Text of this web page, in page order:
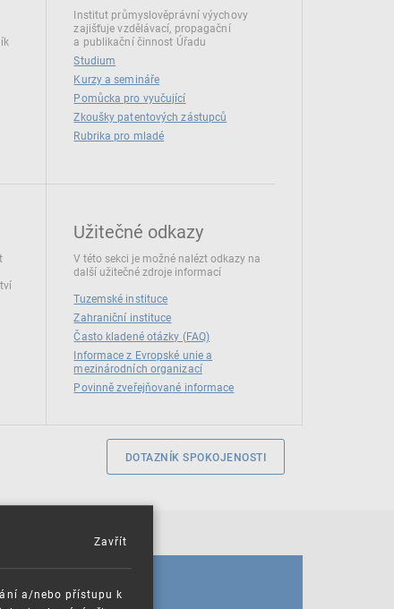
Institut průmyslověprávní výychovy
zajišťuje vzdělávací, propagační
a publikační činnost Úřadu
Studium
Kurzy a semináře
Pomůcka pro vyučující
Zkoušky patentových zástupců
Rubrika pro mladé
Užitečné odkazy
V této sekci je možné nalézt odkazy na
další užitečné zdroje informací
Tuzemské instituce
Zahraniční instituce
Často kladené otázky (FAQ)
Informace z Evropské unie a
mezinárodních organizací
Povinně zveřejňované informace
DOTAZNÍK SPOKOJENOSTI
a/nebo přístupu k
Zavřít